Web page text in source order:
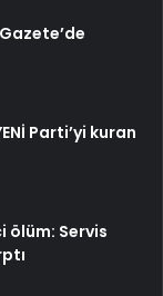
Parti’yi kuran
ölüm: Servis